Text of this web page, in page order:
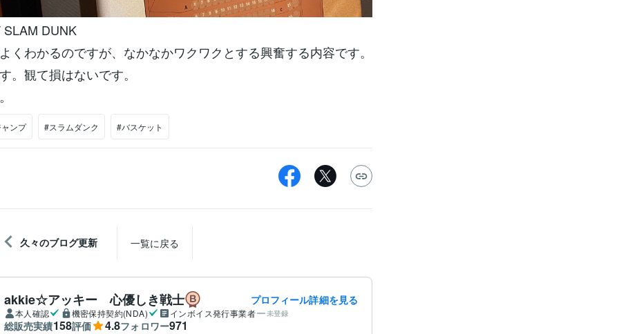
DUNK
くわかるのですが、なかなかワクワクとする興奮する内容です。
。観て損はないです。
ンプ #スラムダンク #バスケット
久々のブログ更新 一覧に戻る
akkie☆アッキー 心優しき戦士 プロフィール詳細を見る
本人確認 機密保持契約(NDA) インボイス発行事業者 未登録
総販売実績158評価 4.8フォロワー971